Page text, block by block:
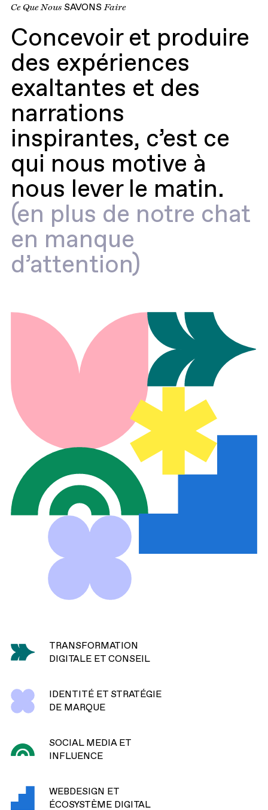
Ce Que Nous SAVONS Faire
Concevoir et produire
des expériences
exaltantes et des
narrations
inspirantes, c’est ce
qui nous motive à
nous lever le matin.
(en plus de notre chat
en manque
d’attention)
TRANSFORMATION
DIGITALE ET CONSEIL
IDENTITÉ ET STRATÉGIE
DE MARQUE
SOCIAL MEDIA ET
INFLUENCE
WEBDESIGN ET
ÉCOSYSTÈME DIGITAL